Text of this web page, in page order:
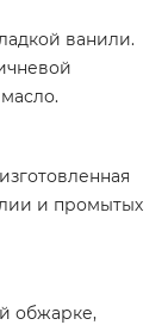
ванили.
и промытых
обжарке,